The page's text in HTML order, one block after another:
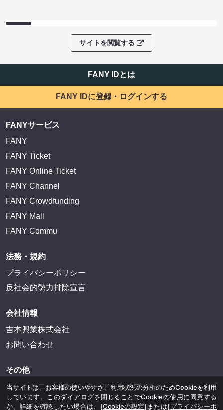
サイトを閲覧する
FANY IDとは
FANY IDに登録・ログインする
FANYサービス
FANY
FANY Ticket
FANY Online Ticket
FANY Channel
FANY Crowdfunding
FANY Mall
FANY Commu
法務・規約
プライバシーポリシー
反社会的勢力排除宣言
会社情報
吉本興業株式会社
お問い合わせ
その他
よしもとニュースセンターアーカイブ
当サイトは、お客様の使いやすさ、利用状況の分析のためCookieを利用
しています。このダイアログを閉じることでCookieの使用に同意する
か、詳細を確認したい場合は、 [Cookieの設定] または[プライバシーポ